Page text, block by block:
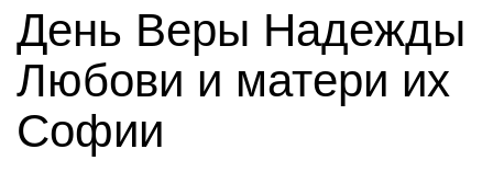
День Веры Надежды
Любови и матери их
Софии